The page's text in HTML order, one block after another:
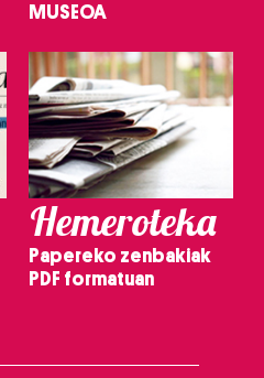
MUSEOA
Hemeroteka
Papereko zenbakiak
PDF formatuan